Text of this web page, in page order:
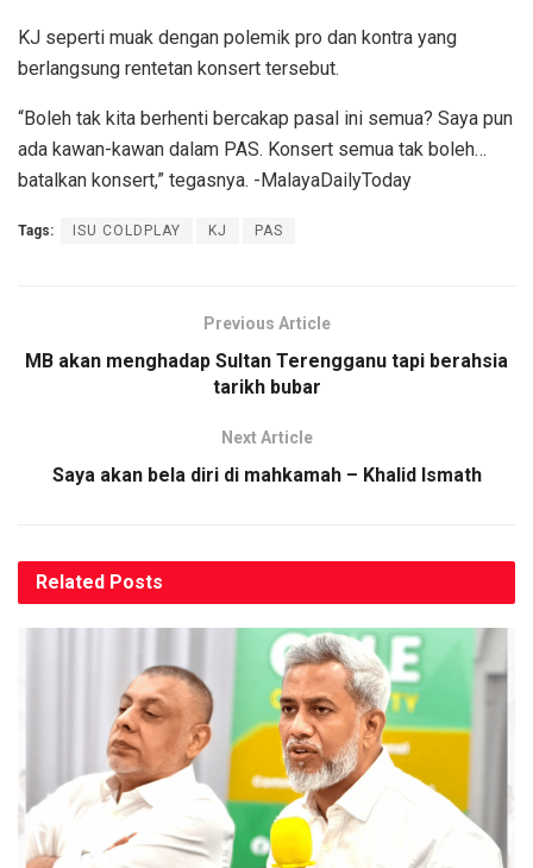
KJ seperti muak dengan polemik pro dan kontra yang
berlangsung rentetan konsert tersebut.
“Boleh tak kita berhenti bercakap pasal ini semua? Saya pun
ada kawan-kawan dalam PAS. Konsert semua tak boleh…
batalkan konsert,” tegasnya. -MalayaDailyToday
Tags: ISU COLDPLAY KJ PAS
Previous Article
MB akan menghadap Sultan Terengganu tapi berahsia
tarikh bubar
Next Article
Saya akan bela diri di mahkamah – Khalid Ismath
Related Posts